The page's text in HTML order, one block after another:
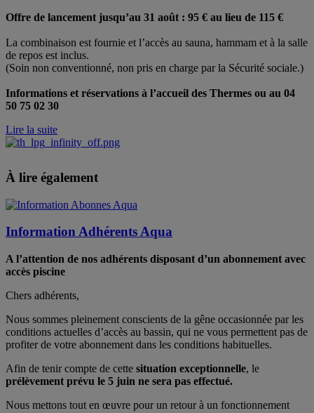
Offre de lancement jusqu’au 31 août : 95 € au lieu de 115 €
La combinaison est fournie et l’accès au sauna, hammam et à la salle
de repos est inclus.
(Soin non conventionné, non pris en charge par la Sécurité sociale.)
Informations et réservations à l’accueil des Thermes ou au 04
50 75 02 30
Lire la suite
À lire également
Information Adhérents Aqua
A l’attention de nos adhérents disposant d’un abonnement avec
accès piscine
Chers adhérents,
Nous sommes pleinement conscients de la gêne occasionnée par les
conditions actuelles d’accès au bassin, qui ne vous permettent pas de
profiter de votre abonnement dans les conditions habituelles.
Afin de tenir compte de cette situation exceptionnelle, le
prélèvement prévu le 5 juin ne sera pas effectué.
Nous mettons tout en œuvre pour un retour à un fonctionnement